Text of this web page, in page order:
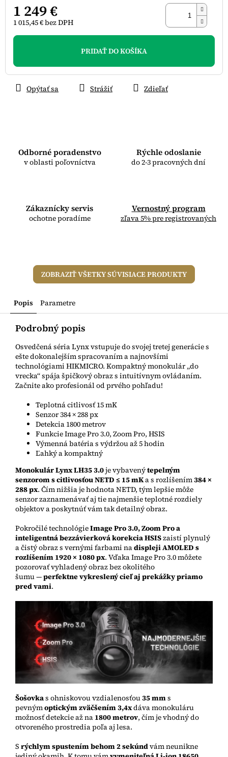
1 249 €
1 015,45 € bez DPH
Jednotková
PRIDAŤ DO KOŠÍKA
Odborné poradenstvo
v oblasti poľovníctva
Rýchle odoslanie
do 2-3 pracovných dní
Zákaznícky servis
ochotne poradíme
Vernostný program
zľava 5% pre registrovaných
Opýtať sa Strážiť Zdieľať
ZOBRAZIŤ VŠETKY SÚVISIACE PRODUKTY
Popis Parametre
Podrobný popis
Osvedčená séria Lynx vstupuje do svojej tretej generácie s
ešte dokonalejším spracovaním a najnovšími
technológiami HIKMICRO. Kompaktný monokulár „do
vrecka“ spája špičkový obraz s intuitívnym ovládaním.
Začnite ako profesionál od prvého pohľadu!
Teplotná citlivosť 15 mK
Senzor 384 × 288 px
Detekcia 1800 metrov
Funkcie Image Pro 3.0, Zoom Pro, HSIS
Výmenná batéria s výdržou až 5 hodin
Ľahký a kompaktný
Monokulár Lynx LH35 3.0je vybavenýtepelným
senzorom s citlivosťouNETD ≤ 15 mKa s rozlíšením384 ×
288 px. Čím nižšia je hodnota NETD, tým lepšie môže
senzor zaznamenávať aj tie najmenšie teplotné rozdiely
objektov a poskytnúť vám tak detailný obraz.
Pokročilé technológieImage Pro 3.0, Zoom Pro a
inteligentná bezzávierková korekcia HSISzaistí plynulý
a čistý obraz s vernými farbami nadispleji AMOLED s
rozlíšením 1920 × 1080 px. Vďaka Image Pro 3.0 môžete
pozorovať vyhladený obraz bez okolitého
šumu—perfektne vykreslený cieľ aj prekážky priamo
pred vami.
Šošovkas ohniskovou vzdialenosťou35 mms
pevnýmoptickým zväčšením 3,4xdáva monokuláru
možnosť detekcie až na 1800 metrov, čím je vhodný do
otvoreného prostredia poľa aj lesa.
S rýchlym spustením behom 2 sekúndvám neunikne